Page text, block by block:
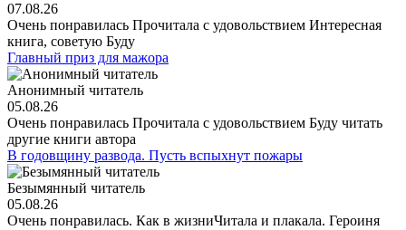
07.08.26
Очень понравилась Прочитала с удовольствием Интересная
книга, советую Буду
Главный приз для мажора
Анонимный читатель
05.08.26
Очень понравилась Прочитала с удовольствием Буду читать
другие книги автора
В годовщину развода. Пусть вспыхнут пожары
Безымянный читатель
05.08.26
Очень понравилась. Как в жизниЧитала и плакала. Героиня